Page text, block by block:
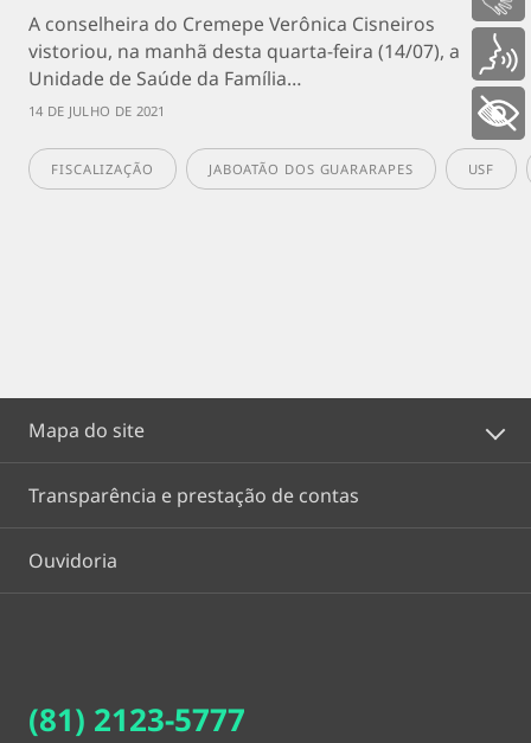
A conselheira do Cremepe Verônica Cisneiros
vistoriou, na manhã desta quarta-feira (14/07), a
Unidade de Saúde da Família…
14 DE JULHO DE 2021
FISCALIZAÇÃO JABOATÃO DOS GUARARAPES USF
Mapa do site
Transparência e prestação de contas
Ouvidoria
(81) 2123-5777
Voz